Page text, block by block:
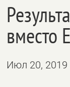
вместо
Июл 20, 2019